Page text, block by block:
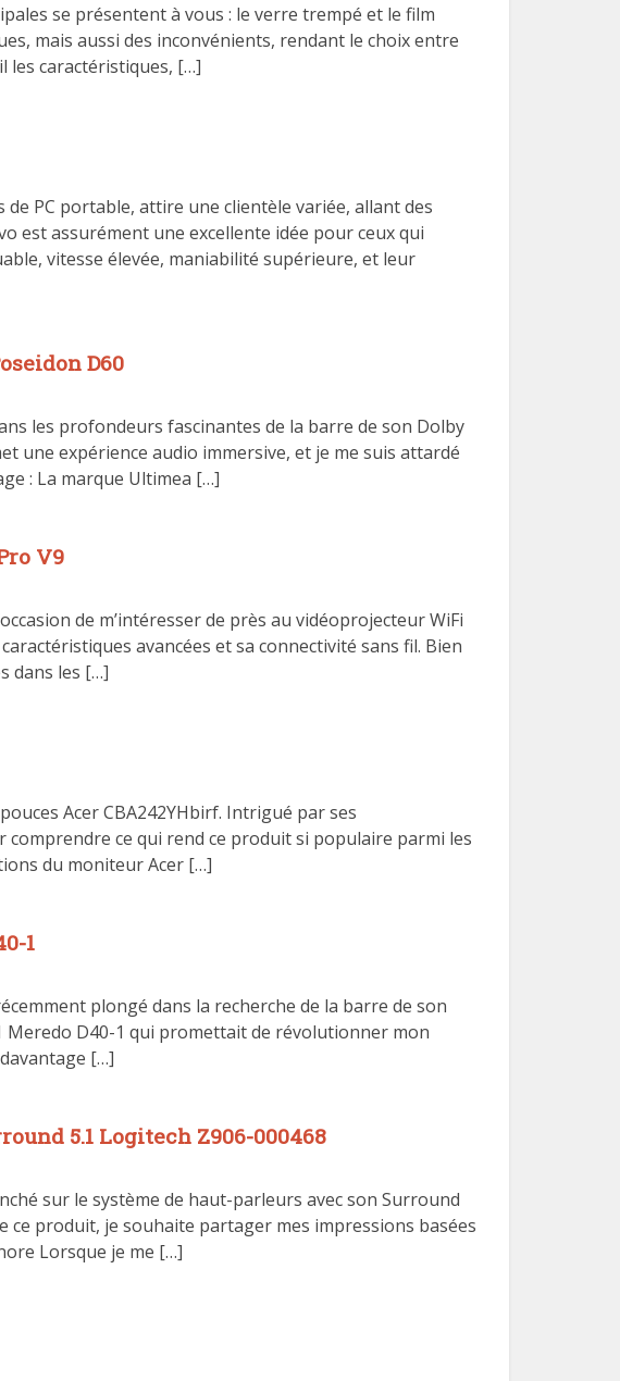
se présentent à vous : le verre trempé et le film
mais aussi des inconvénients, rendant le choix entre
les caractéristiques, […]
PC portable, attire une clientèle variée, allant des
est assurément une excellente idée pour ceux qui
vitesse élevée, maniabilité supérieure, et leur
D60
les profondeurs fascinantes de la barre de son Dolby
une expérience audio immersive, et je me suis attardé
: La marque Ultimea […]
V9
de m’intéresser de près au vidéoprojecteur WiFi
avancées et sa connectivité sans fil. Bien
dans les […]
Acer CBA242YHbirf. Intrigué par ses
comprendre ce qui rend ce produit si populaire parmi les
du moniteur Acer […]
1
plongé dans la recherche de la barre de son
Meredo D40-1 qui promettait de révolutionner mon
[…]
5.1 Logitech Z906-000468
sur le système de haut-parleurs avec son Surround
ce produit, je souhaite partager mes impressions basées
Lorsque je me […]